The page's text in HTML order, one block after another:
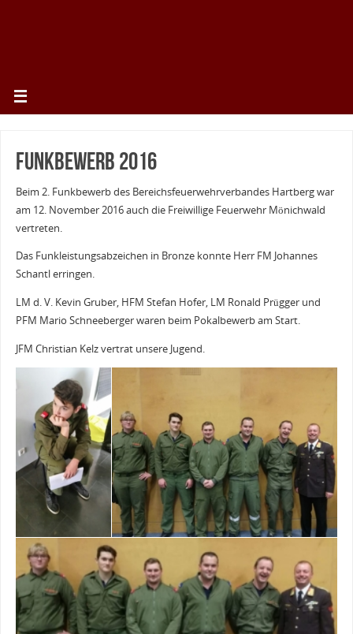
Funkbewerb 2016
Beim 2. Funkbewerb des Bereichsfeuerwehrverbandes Hartberg war
am 12. November 2016 auch die Freiwillige Feuerwehr Mönichwald
vertreten.
Das Funkleistungsabzeichen in Bronze konnte Herr FM Johannes
Schantl erringen.
LM d. V. Kevin Gruber, HFM Stefan Hofer, LM Ronald Prügger und
PFM Mario Schneeberger waren beim Pokalbewerb am Start.
JFM Christian Kelz vertrat unsere Jugend.